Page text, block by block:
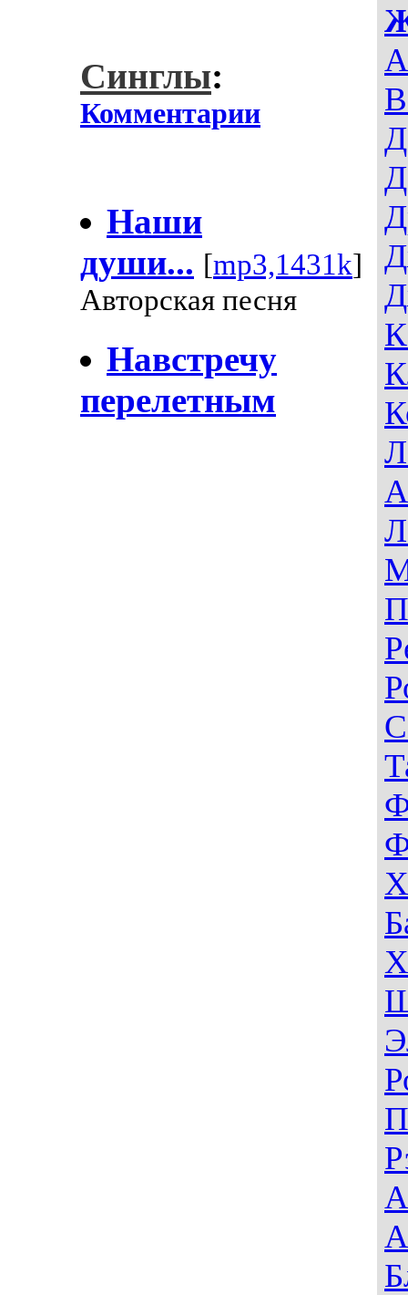
Синглы:
Комментарии
Наши
души... [mp3,1431k]
Авторская песня
Навстречу
перелетным